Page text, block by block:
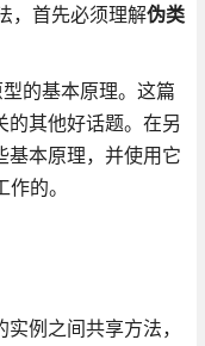
，首先必须理解伪类
的基本原理。这篇
的其他好话题。在另
基本原理，并使用它
的。
例之间共享方法，